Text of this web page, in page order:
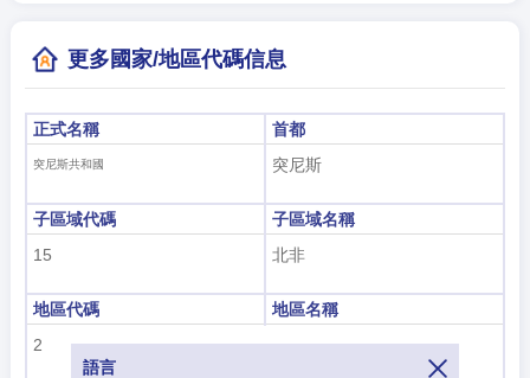
語言
更多國家/地區代碼信息
正式名稱
突尼斯共和國
首都
突尼斯
子區域代碼
15
子區域名稱
北非
地區代碼
2
地區名稱
非洲